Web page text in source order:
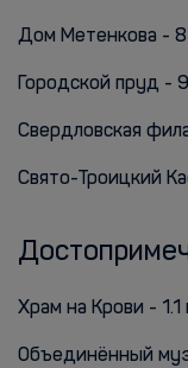
Дом Метенкова -
Городской пруд -
Свердловская
Свято-Троицкий
Храм на Крови - 1.1
Объединённый